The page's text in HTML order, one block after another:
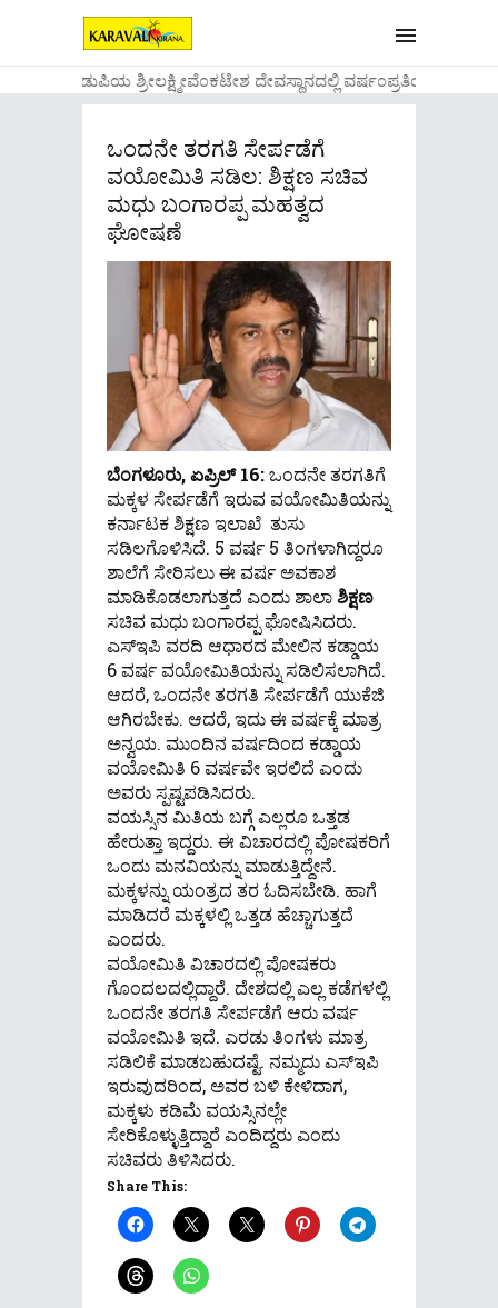
....ಉಡುಪಿಯ ಶ್ರೀಲಕ್ಷ್ಮೀವೆ೦ಕಟೇಶ ದೇವಸ್ಥಾನದಲ್ಲಿ ವರ್ಷ೦ಪ್ರತಿಯ
ಒಂದನೇ ತರಗತಿ ಸೇರ್ಪಡೆಗೆ
ವಯೋಮಿತಿ ಸಡಿಲ: ಶಿಕ್ಷಣ ಸಚಿವ
ಮಧು ಬಂಗಾರಪ್ಪ ಮಹತ್ವದ
ಘೋಷಣೆ
ಬೆಂಗಳೂರು, ಏಪ್ರಿಲ್ 16:ಒಂದನೇ ತರಗತಿಗೆ
ಮಕ್ಕಳ ಸೇರ್ಪಡೆಗೆ ಇರುವ ವಯೋಮಿತಿಯನ್ನು
ಕರ್ನಾಟಕ ಶಿಕ್ಷಣ ಇಲಾಖೆ ತುಸು
ಸಡಿಲಗೊಳಿಸಿದೆ. 5 ವರ್ಷ 5 ತಿಂಗಳಾಗಿದ್ದರೂ
ಶಾಲೆಗೆ ಸೇರಿಸಲು ಈ ವರ್ಷ ಅವಕಾಶ
ಮಾಡಿಕೊಡಲಾಗುತ್ತದೆ ಎಂದು ಶಾಲಾಶಿಕ್ಷಣ
ಸಚಿವ ಮಧು ಬಂಗಾರಪ್ಪ ಘೋಷಿಸಿದರು.
ಎಸ್ಇಪಿ ವರದಿ ಆಧಾರದ ಮೇಲಿನ ಕಡ್ಡಾಯ
6 ವರ್ಷ ವಯೋಮಿತಿಯನ್ನು ಸಡಿಲಿಸಲಾಗಿದೆ.
ಆದರೆ, ಒಂದನೇ ತರಗತಿ ಸೇರ್ಪಡೆಗೆ ಯುಕೆಜಿ
ಆಗಿರಬೇಕು. ಆದರೆ, ಇದು ಈ ವರ್ಷಕ್ಕೆ ಮಾತ್ರ
ಅನ್ವಯ. ಮುಂದಿನ ವರ್ಷದಿಂದ ಕಡ್ಡಾಯ
ವಯೋಮಿತಿ 6 ವರ್ಷವೇ ಇರಲಿದೆ ಎಂದು
ಅವರು ಸ್ಪಷ್ಟಪಡಿಸಿದರು.
ವಯಸ್ಸಿನ ಮಿತಿಯ ಬಗ್ಗೆ ಎಲ್ಲರೂ ಒತ್ತಡ
ಹೇರುತ್ತಾ ಇದ್ದರು. ಈ ವಿಚಾರದಲ್ಲಿ ಪೋಷಕರಿಗೆ
ಒಂದು ಮನವಿಯನ್ನು ಮಾಡುತ್ತಿದ್ದೇನೆ.
ಮಕ್ಕಳನ್ನು ಯಂತ್ರದ ತರ ಓದಿಸಬೇಡಿ. ಹಾಗೆ
ಮಾಡಿದರೆ ಮಕ್ಕಳಲ್ಲಿ ಒತ್ತಡ ಹೆಚ್ಚಾಗುತ್ತದೆ
ಎಂದರು.
ವಯೋಮಿತಿ ವಿಚಾರದಲ್ಲಿ ಪೋಷಕರು
ಗೊಂದಲದಲ್ಲಿದ್ದಾರೆ. ದೇಶದಲ್ಲಿ ಎಲ್ಲ ಕಡೆಗಳಲ್ಲಿ
ಒಂದನೇ ತರಗತಿ ಸೇರ್ಪಡೆಗೆ ಆರು ವರ್ಷ
ವಯೋಮಿತಿ ಇದೆ. ಎರಡು ತಿಂಗಳು ಮಾತ್ರ
ಸಡಿಲಿಕೆ ಮಾಡಬಹುದಷ್ಟೆ. ನಮ್ಮದು ಎಸ್‌ಇಪಿ
ಇರುವುದರಿಂದ, ಅವರ ಬಳಿ ಕೇಳಿದಾಗ,
ಮಕ್ಕಳು ಕಡಿಮೆ ವಯಸ್ಸಿನಲ್ಲೇ
ಸೇರಿಕೊಳ್ಳುತ್ತಿದ್ದಾರೆ ಎಂದಿದ್ದರು ಎಂದು
ಸಚಿವರು ತಿಳಿಸಿದರು.
Share This: